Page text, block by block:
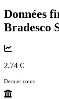
Données
Bradesco
2,74 €
Dernier cours